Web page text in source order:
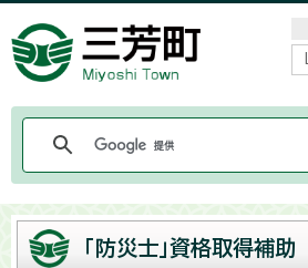
「防災士」資格取得補助